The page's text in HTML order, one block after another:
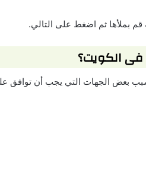
بملأها ثم اضغط على التالي.
الكويت؟
بعض الجهات التي يجب أن توافق